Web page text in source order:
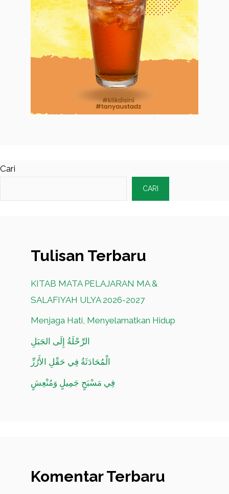
Cari
CARI
Tulisan Terbaru
KITAB MATA PELAJARAN MA &
SALAFIYAH ULYA 2026-2027
Menjaga Hati, Menyelamatkan Hidup
الرِّحْلَةُ إِلَى الجَبَلِ
الْمُحَادَثَةُ فِي حَقْلِ الأَرُزِّ
فِي مَسْبَحٍ جَمِيلٍ وَمُنْعِشٍ
Komentar Terbaru